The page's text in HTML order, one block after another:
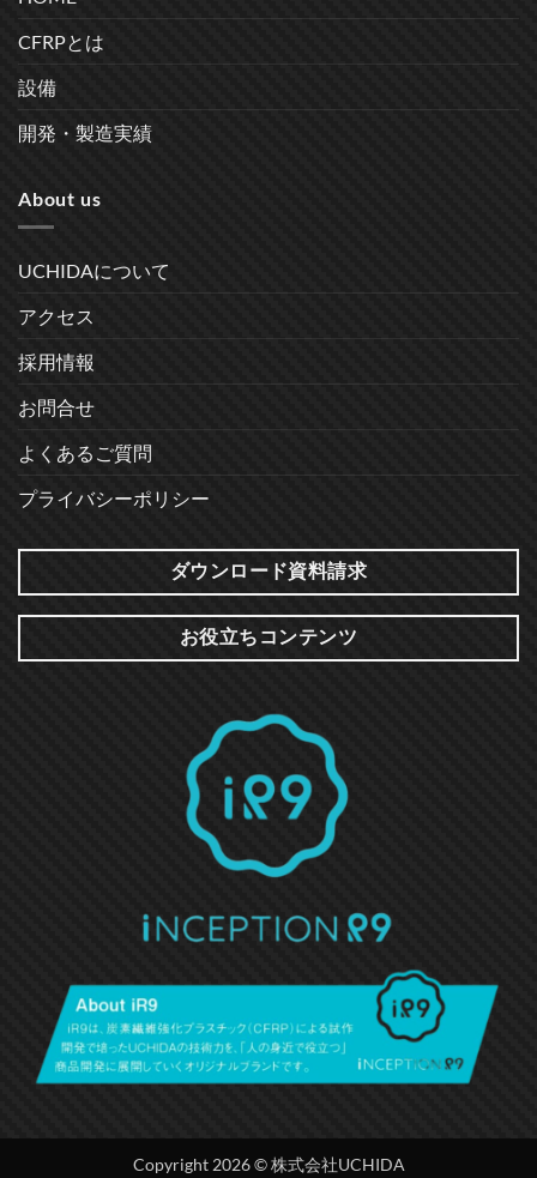
CFRPとは
設備
開発・製造実績
About us
UCHIDAについて
アクセス
採用情報
お問合せ
よくあるご質問
プライバシーポリシー
ダウンロード資料請求
お役立ちコンテンツ
Copyright 2026 © 株式会社UCHIDA